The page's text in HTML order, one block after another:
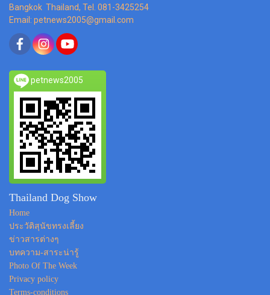
Bangkok Thailand, Tel. 081-3425254
Email: petnews2005@gmail.com
petnews2005
Thailand Dog Show
Home
ประวัติสุนัขทรงเลี้ยง
ข่าวสารต่างๆ
บทความ-สาระน่ารู้
Photo Of The Week
Privacy policy
Terms-conditions